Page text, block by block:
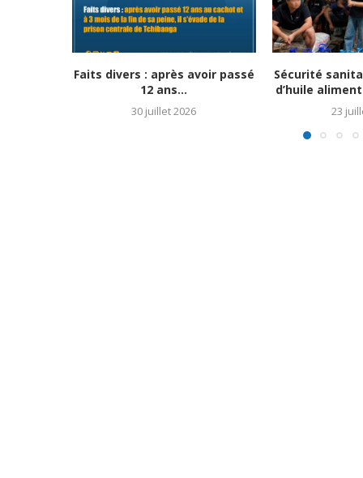
Faits divers : après avoir passé
12 ans...
30 juillet 2026
Sécurité
d’huile
23